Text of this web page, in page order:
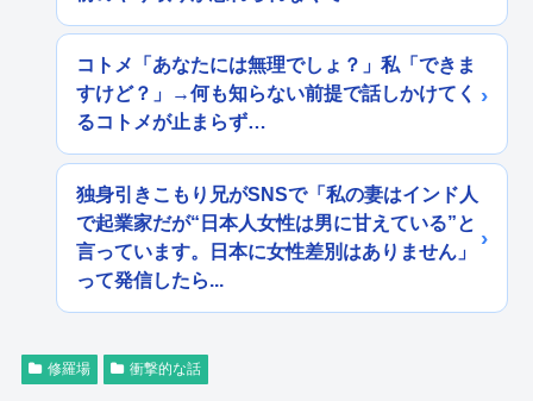
コトメ「あなたには無理でしょ？」私「できま
すけど？」→何も知らない前提で話しかけてく
るコトメが止まらず…
独身引きこもり兄がSNSで「私の妻はインド人
で起業家だが“日本人女性は男に甘えている”と
言っています。日本に女性差別はありません」
って発信したら...
修羅場 衝撃的な話